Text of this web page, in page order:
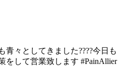
青々としてきました????今日も
をして営業致します️ #PainAllier